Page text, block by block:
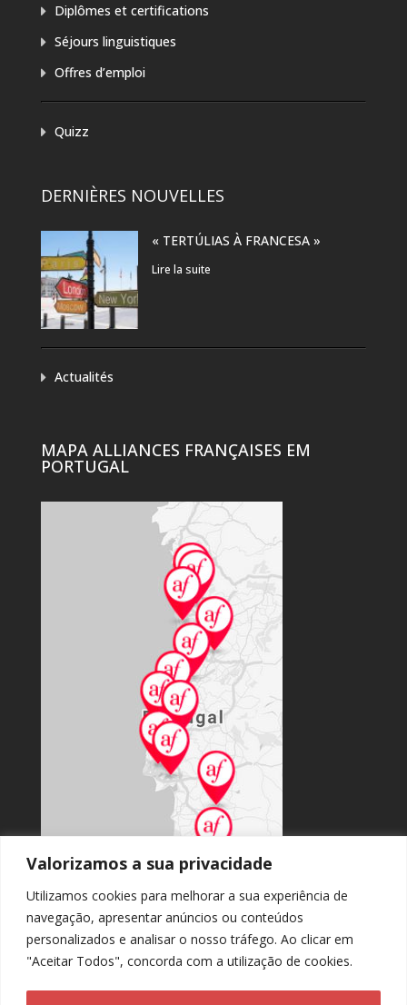
Valorizamos a sua privacidade
Utilizamos cookies para melhorar a sua experiência de
navegação, apresentar anúncios ou conteúdos
personalizados e analisar o nosso tráfego. Ao clicar em
"Aceitar Todos", concorda com a utilização de cookies.
Diplômes et certifications
Séjours linguistiques
Offres d’emploi
Quizz
DERNIÈRES NOUVELLES
« TERTÚLIAS À FRANCESA »
Lire la suite
Actualités
MAPA ALLIANCES FRANÇAISES EM
PORTUGAL
Accès au site national